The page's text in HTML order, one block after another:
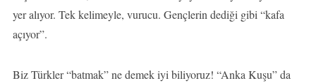
yer alıyor. Tek kelimeyle, vurucu. Gençlerin dediği gibi “kafa
açıyor”.
Biz Türkler “batmak” ne demek iyi biliyoruz! “Anka Kuşu” da